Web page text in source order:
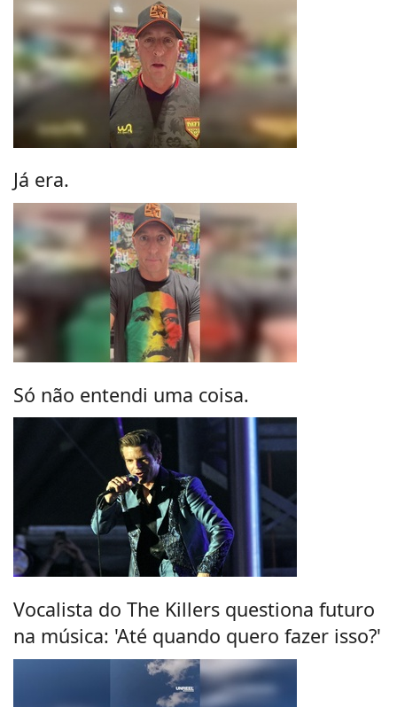
Já era.
Só não entendi uma coisa.
Vocalista do The Killers questiona futuro
na música: 'Até quando quero fazer isso?'